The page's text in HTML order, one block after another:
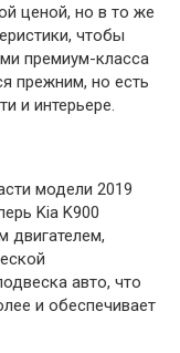
ценой, но в то же
чтобы
премиум-класса
прежним, но есть
и интерьере.
модели 2019
Kia K900
двигателем,
авто, что
и обеспечивает